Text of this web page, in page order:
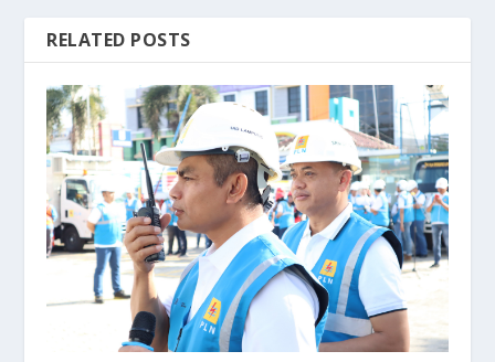
RELATED POSTS